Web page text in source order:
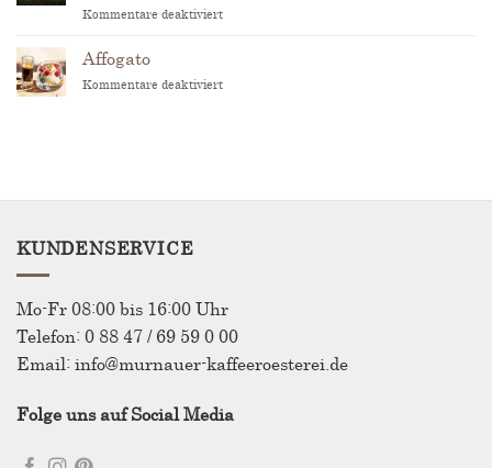
Kommentare deaktiviertfür
Kaffee
Affogato
Kommentare deaktiviertfür
KUNDENSERVICE
Mo-Fr 08:00 bis 16:00 Uhr
Telefon: 0 88 47 / 69 59 0 00
Email: info@murnauer-kaffeeroesterei.de
Folge uns auf Social Media